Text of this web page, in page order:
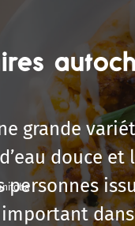
grande
douce et